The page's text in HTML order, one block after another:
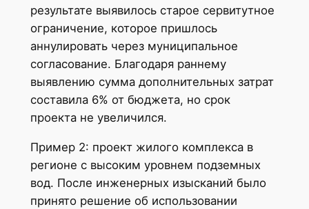
результате выявилось старое сервитутное
ограничение, которое пришлось
аннулировать через муниципальное
согласование. Благодаря раннему
выявлению сумма дополнительных затрат
составила 6% от бюджета, но срок
проекта не увеличился.
Пример 2: проект жилого комплекса в
регионе с высоким уровнем подземных
вод. После инженерных изысканий было
принято решение об использовании